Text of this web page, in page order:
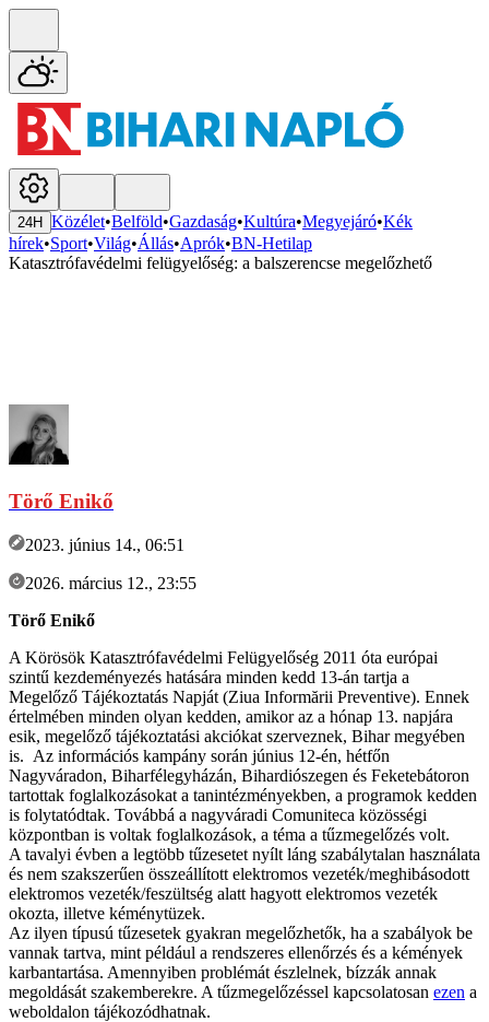
24H Közélet•Belföld•Gazdaság•Kultúra•Megyejáró•Kék
hírek•Sport•Világ•Állás•Aprók•BN-Hetilap
Katasztrófavédelmi felügyelőség: a balszerencse megelőzhető
Törő Enikő
2023. június 14., 06:51
2026. március 12., 23:55
Törő Enikő
A Körösök Katasztrófavédelmi Felügyelőség 2011 óta európai
szintű kezdeményezés hatására minden kedd 13-án tartja a
Megelőző Tájékoztatás Napját (Ziua Informării Preventive). Ennek
értelmében minden olyan kedden, amikor az a hónap 13. napjára
esik, megelőző tájékoztatási akciókat szerveznek, Bihar megyében
is. Az információs kampány során június 12-én, hétfőn
Nagyváradon, Biharfélegyházán, Bihardiószegen és Feketebátoron
tartottak foglalkozásokat a tanintézményekben, a programok kedden
is folytatódtak. Továbbá a nagyváradi Comuniteca közösségi
központban is voltak foglalkozások, a téma a tűzmegelőzés volt.
A tavalyi évben a legtöbb tűzesetet nyílt láng szabálytalan használata
és nem szakszerűen összeállított elektromos vezeték/meghibásodott
elektromos vezeték/feszültség alatt hagyott elektromos vezeték
okozta, illetve kéménytüzek.
Az ilyen típusú tűzesetek gyakran megelőzhetők, ha a szabályok be
vannak tartva, mint például a rendszeres ellenőrzés és a kémények
karbantartása. Amennyiben problémát észlelnek, bízzák annak
megoldását szakemberekre. A tűzmegelőzéssel kapcsolatosan ezen a
weboldalon tájékozódhatnak.